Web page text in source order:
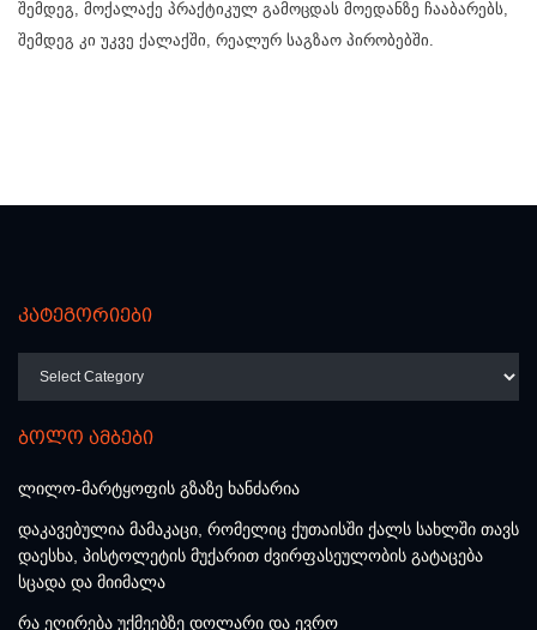
შემდეგ, მოქალაქე პრაქტიკულ გამოცდას მოედანზე ჩააბარებს,
შემდეგ კი უკვე ქალაქში, რეალურ საგზაო პირობებში.
კატეგორიები
ბოლო ამბები
ლილო-მარტყოფის გზაზე ხანძარია
დაკავებულია მამაკაცი, რომელიც ქუთაისში ქალს სახლში თავს
დაესხა, პისტოლეტის მუქარით ძვირფასეულობის გატაცება
სცადა და მიიმალა
რა ეღირება უქმეებზე დოლარი და ევრო